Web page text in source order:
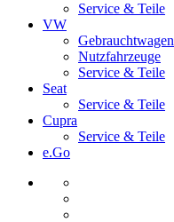
Service & Teile
VW
Gebrauchtwagen
Nutzfahrzeuge
Service & Teile
Seat
Service & Teile
Cupra
Service & Teile
e.Go